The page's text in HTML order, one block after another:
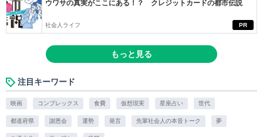
PR
ウワサの真実がここにある！？ クレジットカードの都市伝説
社会人ライフ
もっと見る
注目キーワード
映画 コンプレックス 食費 仮想現実 星座占い 世代
都道府県 謝恩会 運勢 発言 先輩社会人の本音トーク 夢